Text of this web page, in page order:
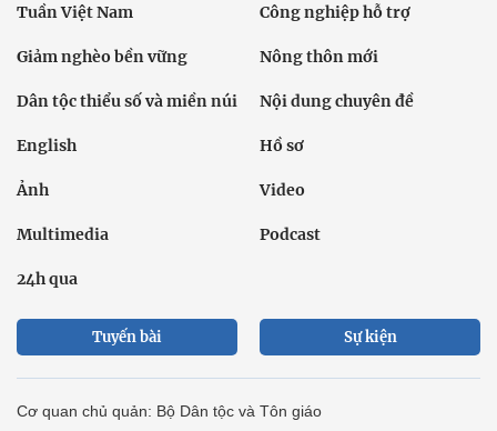
Tuần Việt Nam Công nghiệp hỗ trợ
Giảm nghèo bền vững Nông thôn mới
Dân tộc thiểu số và miền núi Nội dung chuyên đề
English Hồ sơ
Ảnh Video
Multimedia Podcast
24h qua
Tuyến bài Sự kiện
Cơ quan chủ quản: Bộ Dân tộc và Tôn giáo